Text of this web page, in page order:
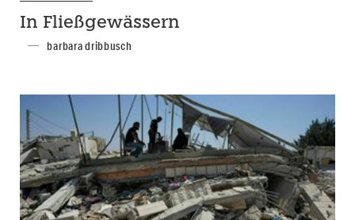
In Fließgewässern
barbara dribbusch